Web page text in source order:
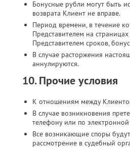
Бонусные рубли могут быть
возврата Клиент не вправе.
Период времени, в течение
Представителем на
Представителем сроков,
В случае расторжения
аннулируются.
10. Прочие условия
К отношениям между
В случае возникновения
телефону или по электронной
Все возникающие споры
рассмотрение в судебный